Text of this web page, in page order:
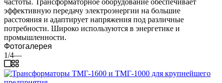
частоты. Трансформаторное оборудование обеспечивает
эффективную передачу электроэнергии на большие
расстояния и адаптирует напряжения под различные
потребности. Широко используются в энергетике и
промышленности.
Фотогалерея
1/4—